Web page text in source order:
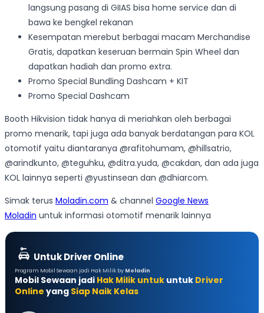
langsung pasang di GIIAS bisa home service dan di
bawa ke bengkel rekanan
Kesempatan merebut berbagai macam Merchandise
Gratis, dapatkan keseruan bermain Spin Wheel dan
dapatkan hadiah dan promo extra.
Promo Special Bundling Dashcam + KIT
Promo Special Dashcam
Booth Hikvision tidak hanya di meriahkan oleh berbagai
promo menarik, tapi juga ada banyak berdatangan para KOL
otomotif yaitu diantaranya @rafitohumam, @hillsatrio,
@arindkunto, @teguhku, @ditra.yuda, @cakdan, dan ada juga
KOL lainnya seperti @yustinsean dan @dhiarcom.
Simak terus Moladin.com & channel Google News
Moladin untuk informasi otomotif menarik lainnya
Untuk Driver Online
Program Mobil Sewaan jadi Hak Milik by Moladin
Mobil Sewaan jadi Hak Milik untuk untuk Driver
Online yang Siap Naik Kelas